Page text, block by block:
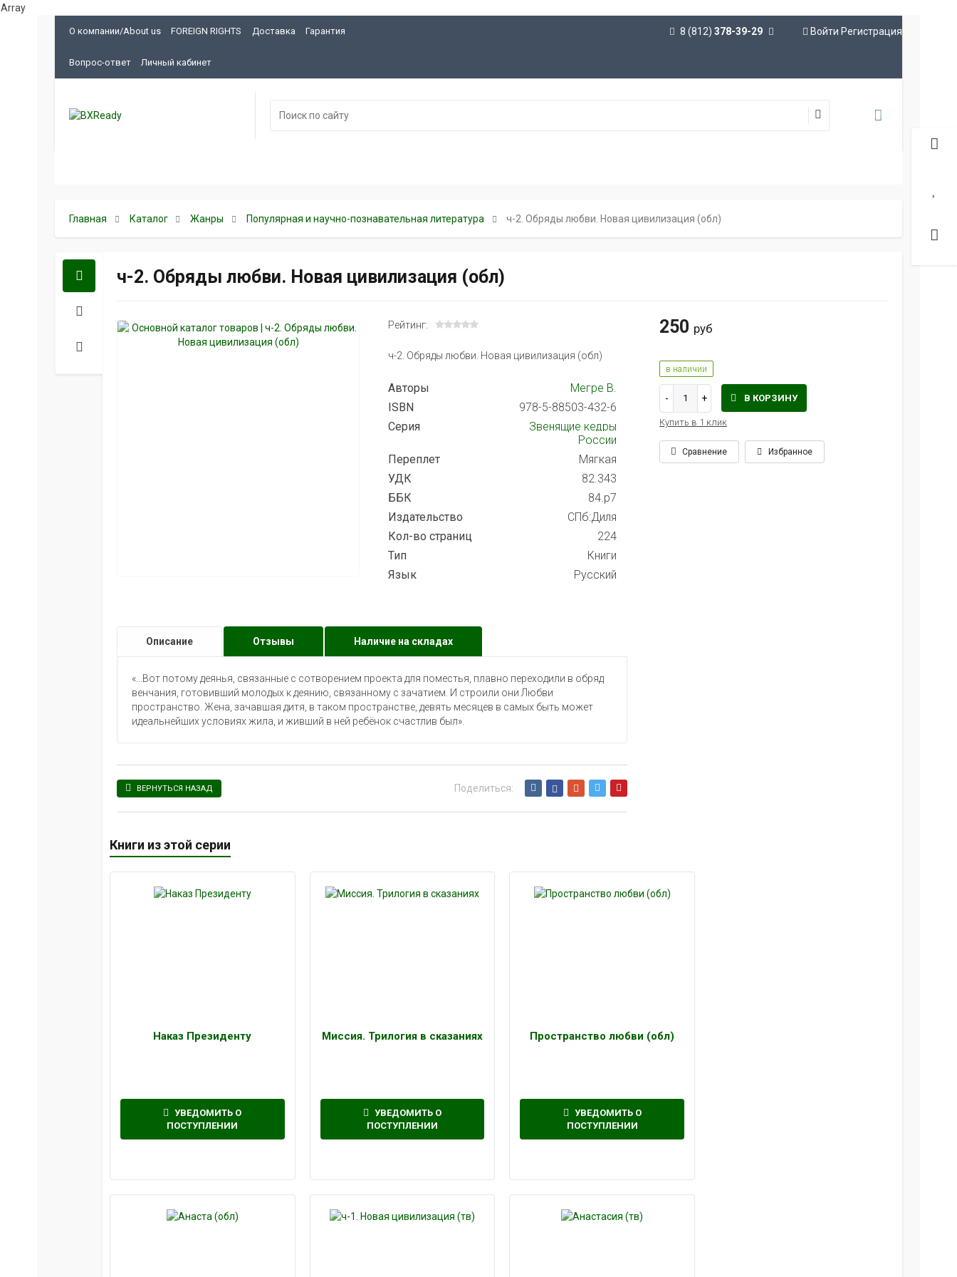
Array
О компании/About us FOREIGN RIGHTS Доставка Гарантия
Вопрос-ответ Личный кабинет
8 (812) 378-39-29 Войти Регистрация
Главная Каталог Жанры Популярная и научно-познавательная литература ч-2. Обряды любви. Новая цивилизация (обл)
ч-2. Обряды любви. Новая цивилизация (обл)
Рейтинг:
ч-2. Обряды любви. Новая цивилизация (обл)
Авторы
Мегре В.
ISBN
978-5-88503-432-6
Серия
Звенящие кедры
России
Переплет
Мягкая
УДК
82.343
ББК
84.р7
Издательство
СПб:Диля
Кол-во страниц
224
Тип
Книги
Язык
Русский
250 руб
в наличии
В КОРЗИНУ
Купить в 1 клик
Сравнение Избранное
Описание
Отзывы Наличие на складах
«...Вот потому деянья, связанные с сотворением проекта для поместья, плавно переходили в обряд
венчания, готовивший молодых к деянию, связанному с зачатием. И строили они Любви
пространство. Жена, зачавшая дитя, в таком пространстве, девять месяцев в самых быть может
идеальнейших условиях жила, и живший в ней ребёнок счастлив был».
ВЕРНУТЬСЯ НАЗАД Поделиться:
Книги из этой серии
Наказ Президенту
УВЕДОМИТЬ О
ПОСТУПЛЕНИИ
Миссия. Трилогия в сказаниях
УВЕДОМИТЬ О
ПОСТУПЛЕНИИ
Пространство любви (обл)
УВЕДОМИТЬ О
ПОСТУПЛЕНИИ